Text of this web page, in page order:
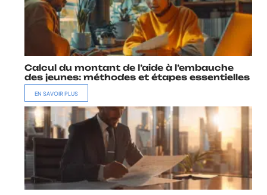
Calcul du montant de l’aide à l’embauche
des jeunes: méthodes et étapes essentielles
EN SAVOIR PLUS